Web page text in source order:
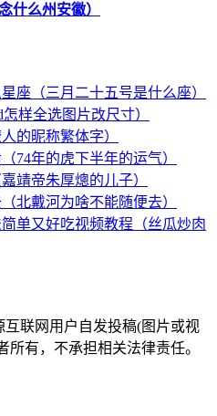
什么州安徽）
座（三月二十五号是什么座）
样全选图片改尺寸）
的昵称繁体字）
74年的虎下半年的运气）
靖帝朱厚熜的儿子）
北戴河为啥不能随便去）
单又好吃视频教程（丝瓜炒肉
联网用户自发投稿(图片或视
有，不承担相关法律责任。